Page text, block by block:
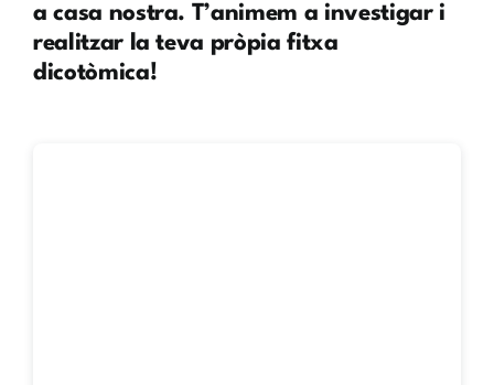
a casa nostra. T’animem a investigar i
realitzar la teva pròpia fitxa
dicotòmica!